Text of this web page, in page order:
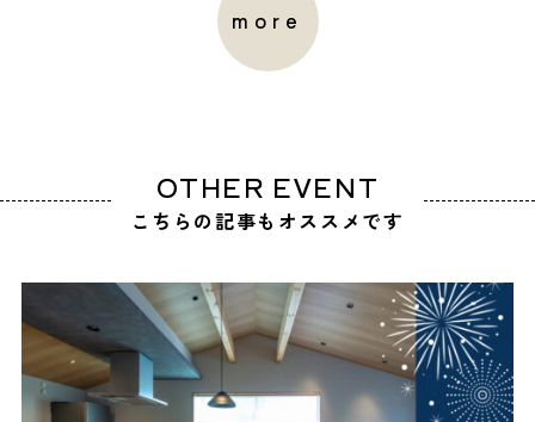
more
OTHER EVENT
こちらの記事もオススメです